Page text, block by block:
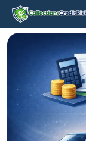
Aller
contenu